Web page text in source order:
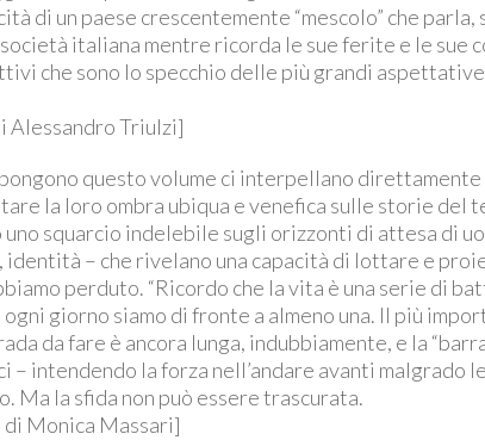
di un paese crescentemente “mescolo” che
italiana mentre ricorda le sue ferite e le sue
che sono lo specchio delle più grandi
Alessandro Triulzi]
questo volume ci interpellano
la loro ombra ubiqua e venefica sulle storie del
squarcio indelebile sugli orizzonti di attesa di
– che rivelano una capacità di lottare e
perduto. “Ricordo che la vita è una serie di
giorno siamo di fronte a almeno una. Il più
da fare è ancora lunga, indubbiamente, e la
– intendendo la forza nell’andare avanti malgrado
Ma la sfida non può essere trascurata.
Monica Massari]